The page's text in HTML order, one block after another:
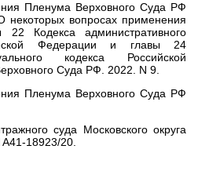
Пленума Верховного Суда РФ
вопросах применения
Кодекса административного
Федерации и главы 24
кодекса Российской
Суда РФ. 2022. N 9.
Пленума Верховного Суда РФ
суда Московского округа
18923/20.